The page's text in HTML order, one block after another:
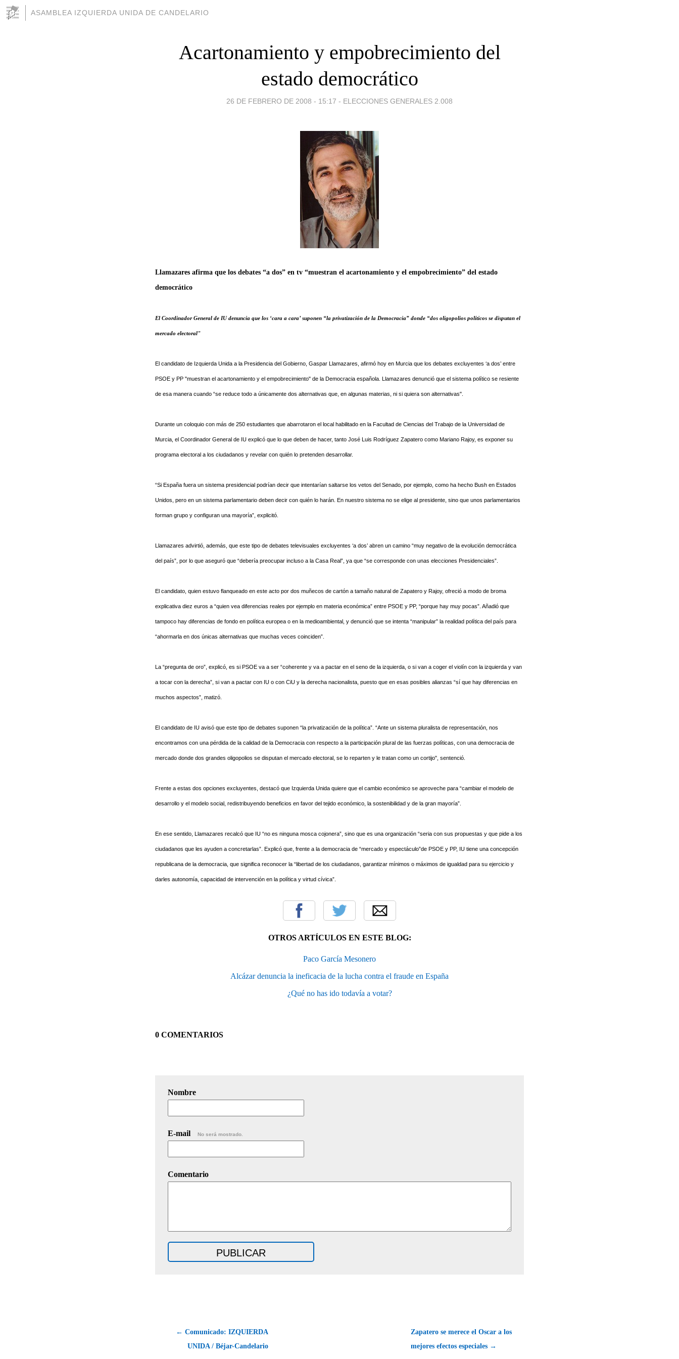
ASAMBLEA IZQUIERDA UNIDA DE CANDELARIO
Acartonamiento y empobrecimiento del
estado democrático
26 DE FEBRERO DE 2008 - 15:17 - ELECCIONES GENERALES 2.008
Llamazares afirma que los debates “a dos” en tv “muestran el acartonamiento y el empobrecimiento” del estado
democrático
El Coordinador General de IU denuncia que los ‘cara a cara’ suponen “la privatización de la Democracia” donde “dos oligopolios políticos se disputan el
mercado electoral"
El candidato de Izquierda Unida a la Presidencia del Gobierno, Gaspar Llamazares, afirmó hoy en Murcia que los debates excluyentes ‘a dos’ entre
PSOE y PP "muestran el acartonamiento y el empobrecimiento" de la Democracia española. Llamazares denunció que el sistema político se resiente
de esa manera cuando “se reduce todo a únicamente dos alternativas que, en algunas materias, ni si quiera son alternativas".
Durante un coloquio con más de 250 estudiantes que abarrotaron el local habilitado en la Facultad de Ciencias del Trabajo de la Universidad de
Murcia, el Coordinador General de IU explicó que lo que deben de hacer, tanto José Luis Rodríguez Zapatero como Mariano Rajoy, es exponer su
programa electoral a los ciudadanos y revelar con quién lo pretenden desarrollar.
“Si España fuera un sistema presidencial podrían decir que intentarían saltarse los vetos del Senado, por ejemplo, como ha hecho Bush en Estados
Unidos, pero en un sistema parlamentario deben decir con quién lo harán. En nuestro sistema no se elige al presidente, sino que unos parlamentarios
forman grupo y configuran una mayoría”, explicitó.
Llamazares advirtió, además, que este tipo de debates televisuales excluyentes ‘a dos’ abren un camino “muy negativo de la evolución democrática
del país”, por lo que aseguró que “debería preocupar incluso a la Casa Real”, ya que “se corresponde con unas elecciones Presidenciales”.
El candidato, quien estuvo flanqueado en este acto por dos muñecos de cartón a tamaño natural de Zapatero y Rajoy, ofreció a modo de broma
explicativa diez euros a “quien vea diferencias reales por ejemplo en materia económica” entre PSOE y PP, “porque hay muy pocas”. Añadió que
tampoco hay diferencias de fondo en política europea o en la medioambiental, y denunció que se intenta “manipular” la realidad política del país para
“ahormarla en dos únicas alternativas que muchas veces coinciden”.
La “pregunta de oro”, explicó, es si PSOE va a ser “coherente y va a pactar en el seno de la izquierda, o si van a coger el violín con la izquierda y van
a tocar con la derecha”, si van a pactar con IU o con CiU y la derecha nacionalista, puesto que en esas posibles alianzas “sí que hay diferencias en
muchos aspectos”, matizó.
El candidato de IU avisó que este tipo de debates suponen “la privatización de la política”. “Ante un sistema pluralista de representación, nos
encontramos con una pérdida de la calidad de la Democracia con respecto a la participación plural de las fuerzas políticas, con una democracia de
mercado donde dos grandes oligopolios se disputan el mercado electoral, se lo reparten y le tratan como un cortijo", sentenció.
Frente a estas dos opciones excluyentes, destacó que Izquierda Unida quiere que el cambio económico se aproveche para “cambiar el modelo de
desarrollo y el modelo social, redistribuyendo beneficios en favor del tejido económico, la sostenibilidad y de la gran mayoría”.
En ese sentido, Llamazares recalcó que IU “no es ninguna mosca cojonera”, sino que es una organización “seria con sus propuestas y que pide a los
ciudadanos que les ayuden a concretarlas”. Explicó que, frente a la democracia de “mercado y espectáculo”de PSOE y PP, IU tiene una concepción
republicana de la democracia, que significa reconocer la “libertad de los ciudadanos, garantizar mínimos o máximos de igualdad para su ejercicio y
darles autonomía, capacidad de intervención en la política y virtud cívica”.
OTROS ARTÍCULOS EN ESTE BLOG:
Paco García Mesonero
Alcázar denuncia la ineficacia de la lucha contra el fraude en España
¿Qué no has ido todavía a votar?
0 COMENTARIOS
Nombre
E-mail No será mostrado.
Comentario
← Comunicado: IZQUIERDA
UNIDA / Béjar-Candelario
Zapatero se merece el Oscar a los
mejores efectos especiales →